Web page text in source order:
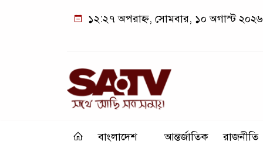
১২:২৭ অপরাহ্ন, সোমবার, ১০ অগাস্ট ২০২৬
বাংলাদেশ আন্তর্জাতিক রাজনীতি